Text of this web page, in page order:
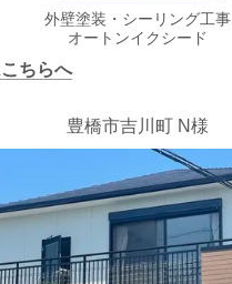
外壁塗装・シーリング工事
オートンイクシード
ちらへ
豊橋市吉川町 N様